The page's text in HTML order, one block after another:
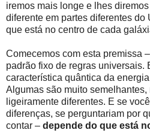
iremos mais longe e lhes
diferente em partes diferentes
que está no centro de cada
Comecemos com esta premissa
padrão fixo de regras universais.
característica quântica da
Algumas são muito
ligeiramente diferentes. E se
diferenças, se perguntariam por
contar – depende do que está